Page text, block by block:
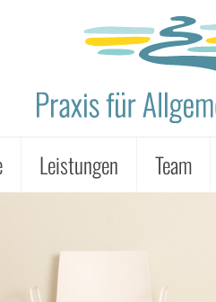
Leistungen Team